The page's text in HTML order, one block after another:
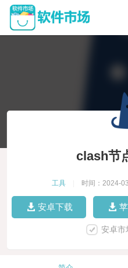
clash节
工具 时间：2024-
安卓下载
安卓市